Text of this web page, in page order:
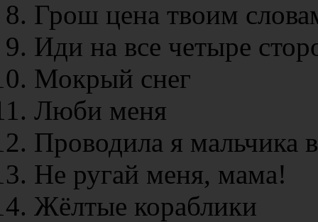
Грош цена твоим
Иди на все четыре
Мокрый снег
Люби меня
Проводила я мальчика
Не ругай меня, мама!
Жёлтые кораблики